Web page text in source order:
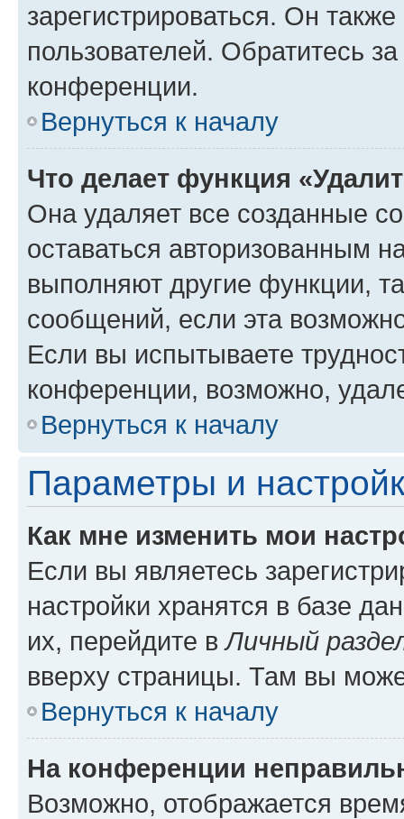
зарегистрироваться. Он
пользователей. Обратитесь
конференции.
Вернуться к началу
Что делает функция
Она удаляет все созданные
оставаться авторизованным
выполняют другие функции,
сообщений, если эта
Если вы испытываете
конференции, возможно,
Вернуться к началу
Параметры и
Как мне изменить мои
Если вы являетесь
настройки хранятся в базе
их, перейдите вЛичный
вверху страницы. Там вы
Вернуться к началу
На конференции
Возможно, отображается